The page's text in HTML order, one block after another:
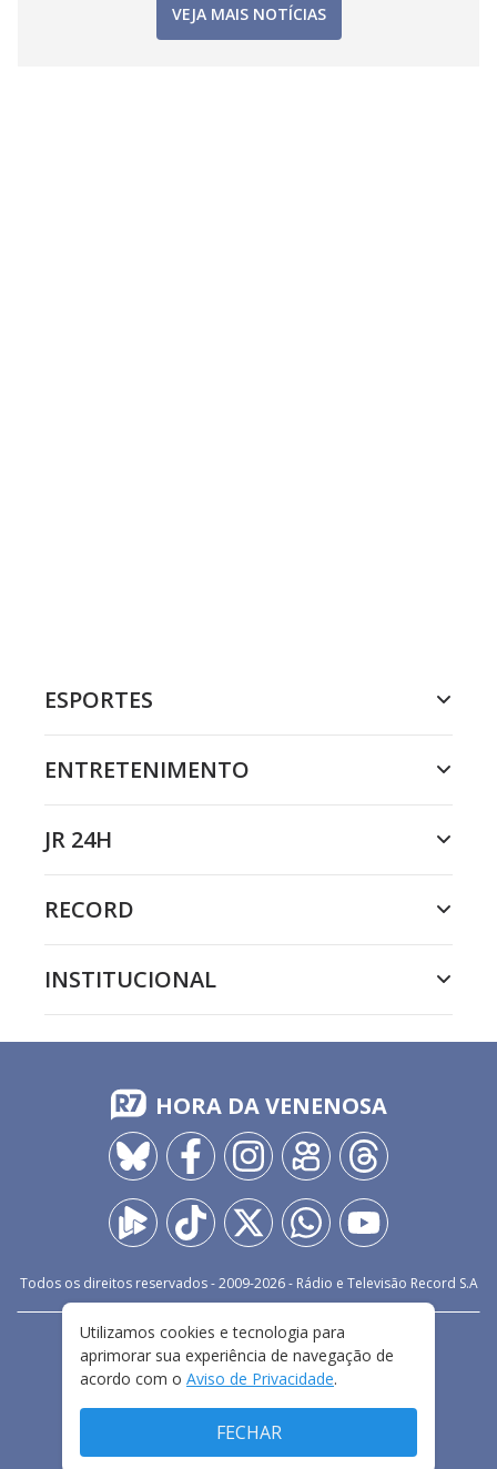
VEJA MAIS NOTÍCIAS
ESPORTES
ENTRETENIMENTO
JR 24H
RECORD
INSTITUCIONAL
HORA DA VENENOSA
Todos os direitos reservados - 2009-2026- Rádio e Televisão Record S.A
FALE CONOSCO
PRIVACIDADE
TERMOS E CONDIÇÕES DE USO
Utilizamos cookies e tecnologia para
aprimorar sua experiência de navegação de
acordo com o Aviso de Privacidade.
FECHAR